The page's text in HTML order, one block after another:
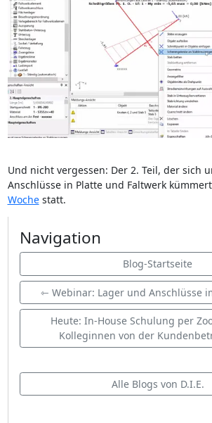
Und nicht vergessen: Der 2. Teil, der sich
Anschlüsse in Platte und Faltwerk
Wochestatt.
Navigation
Blog-Startseite
⇽ Webinar: Lager und Anschlüsse
Heute: In-House Schulung per
Kolleginnen von der
Alle Blogs von D.I.E.